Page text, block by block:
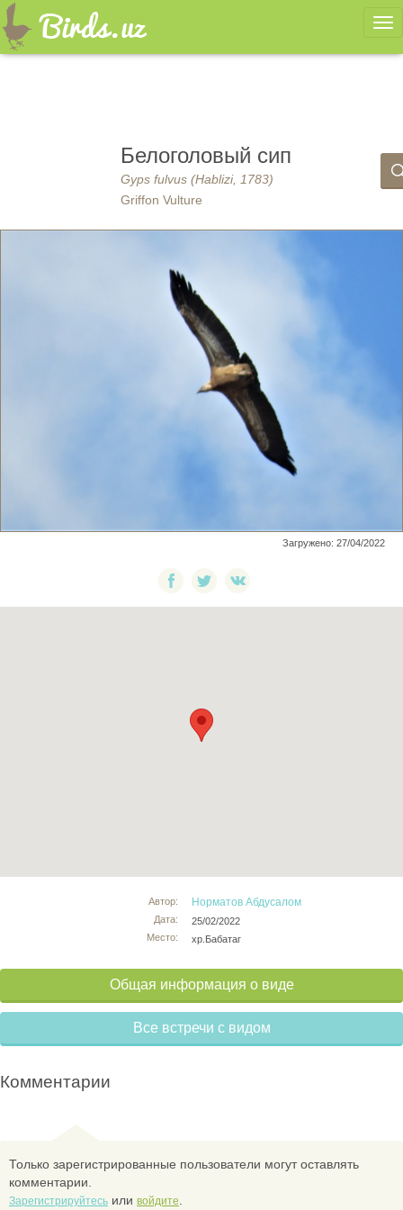
Белоголовый сип
Gyps fulvus (Hablizi, 1783)
Griffon Vulture
Загружено: 27/04/2022
Автор:
Дата:
Место:
Норматов Абдусалом
25/02/2022
хр.Бабатаг
Общая информация о виде
Все встречи с видом
Комментарии
Только зарегистрированные пользователи могут оставлять
комментарии.
Зарегистрируйтесь или войдите